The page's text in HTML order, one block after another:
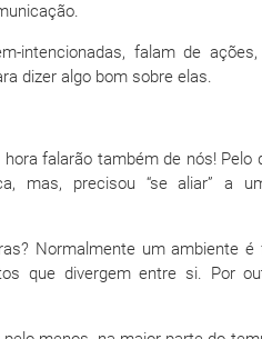
intencionadas, falam de ações,
dizer algo bom sobre elas.
falarão também de nós! Pelo
mas, precisou “se aliar” a
Normalmente um ambiente é
que divergem entre si. Por